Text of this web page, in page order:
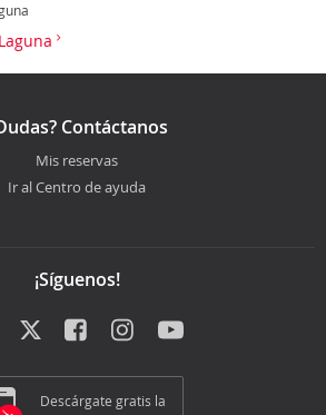
Contáctanos
Mis reservas
Ir al Centro de ayuda
¡Síguenos!
Descárgate gratis la